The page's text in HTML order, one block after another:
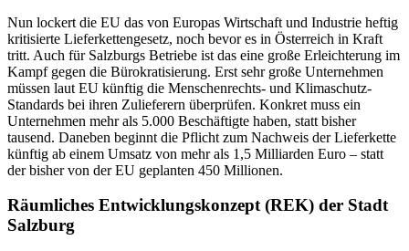
Nun lockert die EU das von Europas Wirtschaft und Industrie heftig
kritisierte Lieferkettengesetz, noch bevor es in Österreich in Kraft
tritt. Auch für Salzburgs Betriebe ist das eine große Erleichterung im
Kampf gegen die Bürokratisierung. Erst sehr große Unternehmen
müssen laut EU künftig die Menschenrechts- und Klimaschutz-
Standards bei ihren Zulieferern überprüfen. Konkret muss ein
Unternehmen mehr als 5.000 Beschäftigte haben, statt bisher
tausend. Daneben beginnt die Pflicht zum Nachweis der Lieferkette
künftig ab einem Umsatz von mehr als 1,5 Milliarden Euro – statt
der bisher von der EU geplanten 450 Millionen.
Räumliches Entwicklungskonzept (REK) der Stadt
Salzburg